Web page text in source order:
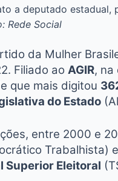
a deputado estadual,
Rede Social
da Mulher
Filiado ao AGIR,
que mais digitou
do Estado
entre 2000 e
Trabalhista) e
Superior Eleitoral